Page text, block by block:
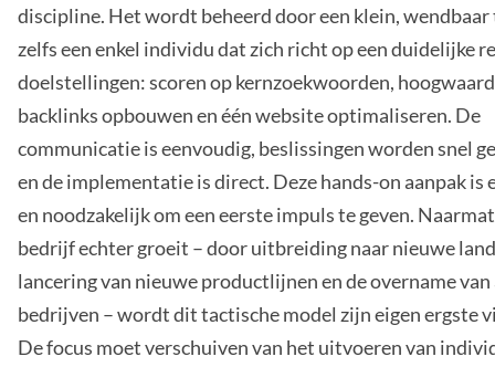
discipline. Het wordt beheerd door een klein, wendbaar
zelfs een enkel individu dat zich richt op een duidelijke
doelstellingen: scoren op kernzoekwoorden,
backlinks opbouwen en één website optimaliseren. De
communicatie is eenvoudig, beslissingen worden snel
en de implementatie is direct. Deze hands-on aanpak is
en noodzakelijk om een eerste impuls te geven.
bedrijf echter groeit – door uitbreiding naar nieuwe
lancering van nieuwe productlijnen en de overname van
bedrijven – wordt dit tactische model zijn eigen ergste
De focus moet verschuiven van het uitvoeren van